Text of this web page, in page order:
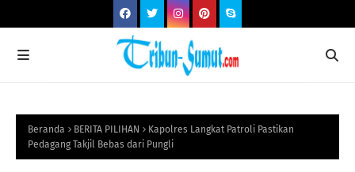
Beranda BERITA PILIHAN
Kapolres Langkat Patroli Pastikan
Pedagang Takjil Bebas dari Pungli